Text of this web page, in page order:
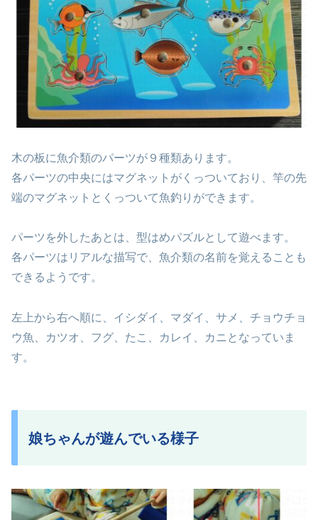
木の板に魚介類のパーツが９種類あります。
各パーツの中央にはマグネットがくっついており、竿の先
端のマグネットとくっついて魚釣りができます。
パーツを外したあとは、型はめパズルとして遊べます。
各パーツはリアルな描写で、魚介類の名前を覚えることも
できるようです。
左上から右へ順に、イシダイ、マダイ、サメ、チョウチョ
ウ魚、カツオ、フグ、たこ、カレイ、カニとなっていま
す。
娘ちゃんが遊んでいる様子